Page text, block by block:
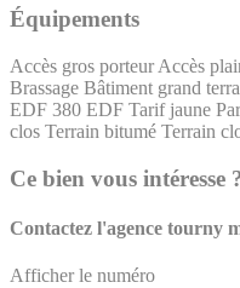
Équipements
Accès gros porteur Accès
Brassage Bâtiment grand
EDF 380 EDF Tarif jaune
clos Terrain bitumé Terrain
Ce bien vous intéresse
Contactez l'agence tourny
Afficher le numéro